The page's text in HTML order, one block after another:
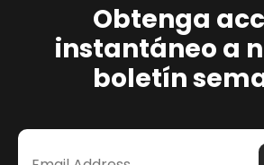
Obtenga
instantáneo a
boletín